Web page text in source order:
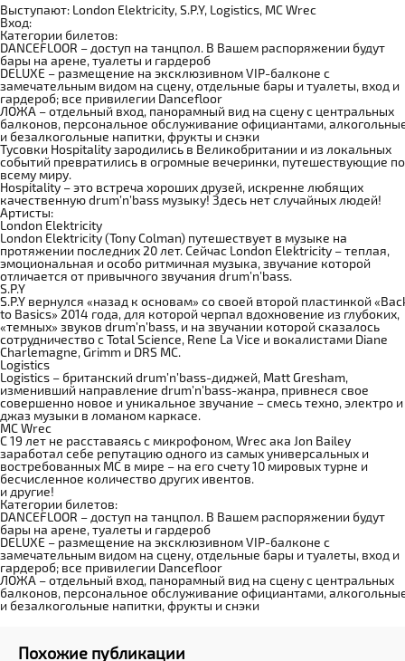
Выступают: London Elektricity, S.P.Y, Logistics, MC Wrec
Вход:
Категории билетов:
DANCEFLOOR – доступ на танцпол. В Вашем распоряжении будут
бары на арене, туалеты и гардероб
DELUXE – размещение на эксклюзивном VIP-балконе с
замечательным видом на сцену, отдельные бары и туалеты, вход и
гардероб; все привилегии Dancefloor
ЛОЖА – отдельный вход, панорамный вид на сцену с центральных
балконов, персональное обслуживание официантами,
и безалкогольные напитки, фрукты и снэки
Тусовки Hospitality зародились в Великобритании и из локальных
событий превратились в огромные вечеринки, путешествующие по
всему миру.
Hospitality – это встреча хороших друзей, искренне любящих
качественную drum’n’bass музыку! Здесь нет случайных людей!
Артисты:
London Elektricity
London Elektricity (Tony Colman) путешествует в музыке на
протяжении последних 20 лет. Сейчас London Elektricity – теплая,
эмоциональная и особо ритмичная музыка, звучание которой
отличается от привычного звучания drum’n’bass.
S.P.Y
S.P.Y вернулся «назад к основам» со своей второй пластинкой
to Basics» 2014 года, для которой черпал вдохновение из глубоких,
«темных» звуков drum’n’bass, и на звучании которой сказалось
сотрудничество с Total Science, Rene La Vice и вокалистами Diane
Charlemagne, Grimm и DRS MC.
Logistics
Logistics – британский drum’n’bass-диджей, Matt Gresham,
изменивший направление drum’n’bass-жанра, привнеся свое
совершенно новое и уникальное звучание – смесь техно, электро и
джаз музыки в ломаном каркасе.
MC Wrec
С 19 лет не расставаясь с микрофоном, Wrec ака Jon Bailey
заработал себе репутацию одного из самых универсальных и
востребованных МС в мире – на его счету 10 мировых турне и
бесчисленное количество других ивентов.
и другие!
Категории билетов:
DANCEFLOOR – доступ на танцпол. В Вашем распоряжении будут
бары на арене, туалеты и гардероб
DELUXE – размещение на эксклюзивном VIP-балконе с
замечательным видом на сцену, отдельные бары и туалеты, вход и
гардероб; все привилегии Dancefloor
ЛОЖА – отдельный вход, панорамный вид на сцену с центральных
балконов, персональное обслуживание официантами,
и безалкогольные напитки, фрукты и снэки
Похожие публикации